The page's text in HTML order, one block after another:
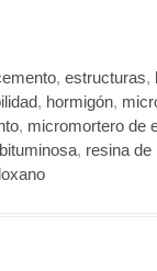
, estructuras,
, hormigón,
, micromortero de
, resina de